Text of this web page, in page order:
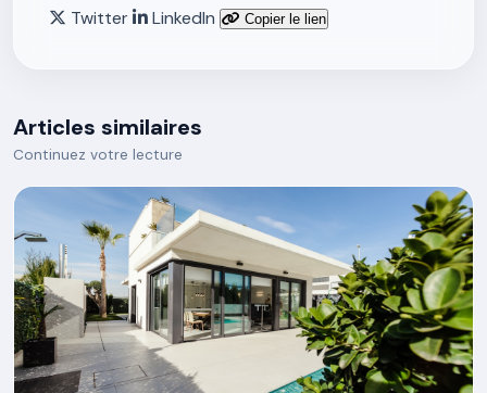
Twitter LinkedIn Copier le lien
Articles similaires
Continuez votre lecture